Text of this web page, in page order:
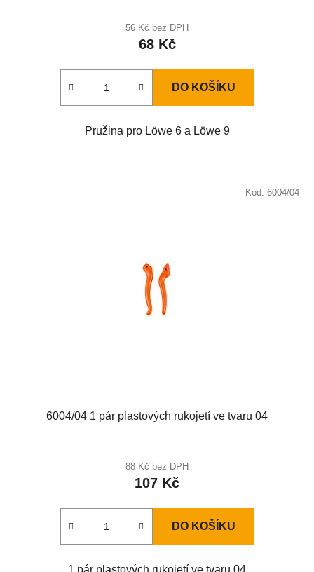
hodnocení
produktu
hvězdiček.
56 Kč bez DPH
68 Kč
DO KOŠÍKU
Pružina pro Löwe 6 a Löwe 9
6004/04 1 pár plastových rukojetí ve tvaru 04
88 Kč bez DPH
107 Kč
DO KOŠÍKU
1 pár plastových rukojetí ve tvaru 04
Kód: 6004/04